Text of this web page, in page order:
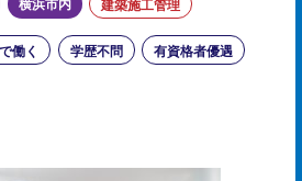
建築施工管理
働く 学歴不問 有資格者優遇